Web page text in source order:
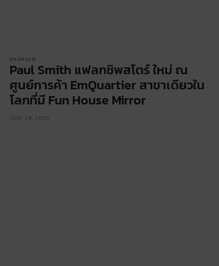
FASHION
Paul Smith แฟลกชิพสโตร์ ใหม่ ณ
ศูนย์การค้า EmQuartier สาขาเดียวใน
โลกที่มี Fun House Mirror
JULY 29, 2025